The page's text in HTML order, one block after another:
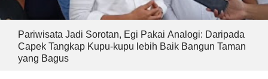
Pariwisata Jadi Sorotan, Egi Pakai Analogi: Daripada
Capek Tangkap Kupu-kupu lebih Baik Bangun Taman
yang Bagus